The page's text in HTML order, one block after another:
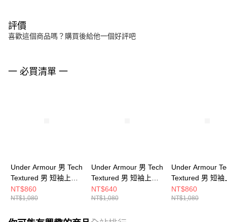
評價
喜歡這個商品嗎？購買後給他一個好評吧
一 必買清單 一
Under Armour 男 Tech
Textured 男 短袖上衣
1382796-023
NT$860
NT$1,080
Under Armour 男 Tech
Textured 男 短袖上衣
1382796-044
NT$640
NT$1,080
Under Armour
Textured 男 短袖
1382796-001
NT$860
NT$1,080